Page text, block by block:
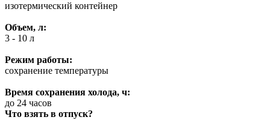
изотермический контейнер
Объем, л:
3 - 10 л
Режим работы:
сохранение температуры
Время сохранения холода, ч:
до 24 часов
Что взять в отпуск?